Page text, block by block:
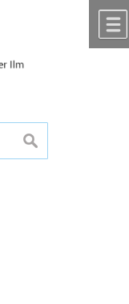
suchen